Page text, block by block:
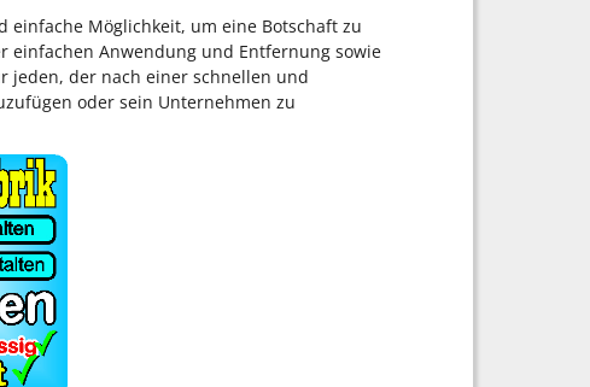
Möglichkeit, um eine Botschaft zu
einfachen Anwendung und Entfernung sowie
jeden, der nach einer schnellen und
oder sein Unternehmen zu